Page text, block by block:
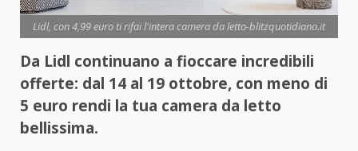
Lidl, con 4,99 euro ti rifai l'intera camera da letto-blitzquotidiano.it
Da Lidl continuano a fioccare incredibili
offerte: dal 14 al 19 ottobre, con meno di
5 euro rendi la tua camera da letto
bellissima.